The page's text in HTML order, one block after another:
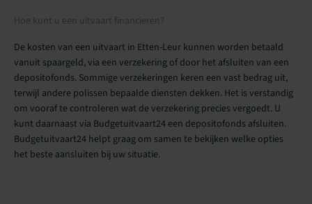
Hoe kunt u een uitvaart financieren?
De kosten van een uitvaart in Etten-Leur kunnen worden betaald
vanuit spaargeld, via een verzekering of door het afsluiten van een
depositofonds. Sommige verzekeringen keren een vast bedrag uit,
terwijl andere polissen bepaalde diensten dekken. Het is verstandig
om vooraf te controleren wat de verzekering precies vergoedt. U
kunt daarnaast via Budgetuitvaart24 een depositofonds afsluiten.
Budgetuitvaart24 helpt graag om samen te bekijken welke opties
het beste aansluiten bij uw situatie.